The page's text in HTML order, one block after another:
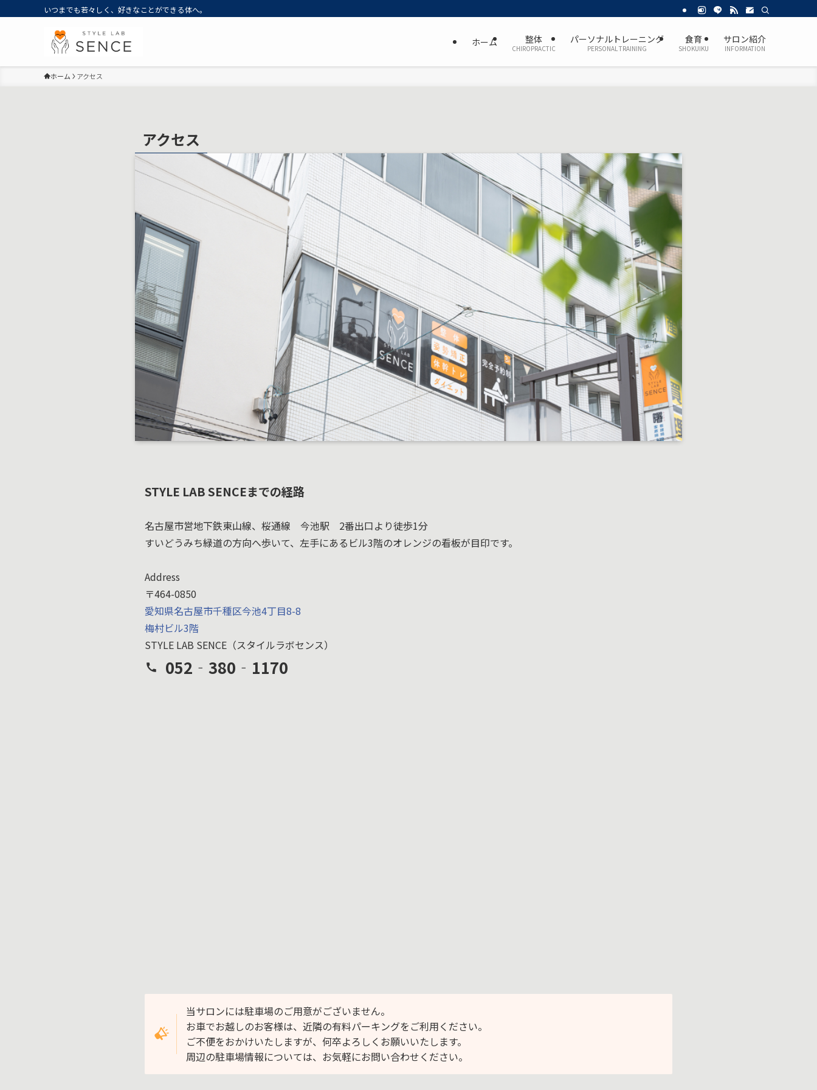
いつまでも若々しく、好きなことができる体へ。
ホーム 整体
CHIROPRACTIC
パーソナルトレーニング
PERSONAL TRAINING
食育
SHOKUIKU
サロン紹介
INFORMATION
ホーム アクセス
アクセス
STYLE LAB SENCEまでの経路
名古屋市営地下鉄東山線、桜通線 今池駅 2番出口より徒歩1分
すいどうみち緑道の方向へ歩いて、左手にあるビル3階のオレンジの看板が目印です。
Address
〒464-0850
愛知県名古屋市千種区今池4丁目8-8
梅村ビル3階
STYLE LAB SENCE（スタイルラボセンス）
052‐380‐1170
当サロンには駐車場のご用意がございません。
お車でお越しのお客様は、近隣の有料パーキングをご利用ください。
ご不便をおかけいたしますが、何卒よろしくお願いいたします。
周辺の駐車場情報については、お気軽にお問い合わせください。